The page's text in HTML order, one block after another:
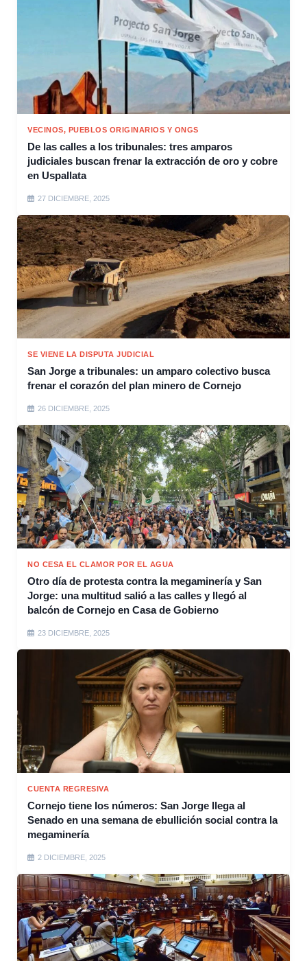
VECINOS, PUEBLOS ORIGINARIOS Y ONGS
De las calles a los tribunales: tres amparos
judiciales buscan frenar la extracción de oro y cobre
en Uspallata
27 DICIEMBRE, 2025
SE VIENE LA DISPUTA JUDICIAL
San Jorge a tribunales: un amparo colectivo busca
frenar el corazón del plan minero de Cornejo
26 DICIEMBRE, 2025
NO CESA EL CLAMOR POR EL AGUA
Otro día de protesta contra la megaminería y San
Jorge: una multitud salió a las calles y llegó al
balcón de Cornejo en Casa de Gobierno
23 DICIEMBRE, 2025
CUENTA REGRESIVA
Cornejo tiene los números: San Jorge llega al
Senado en una semana de ebullición social contra la
megaminería
2 DICIEMBRE, 2025